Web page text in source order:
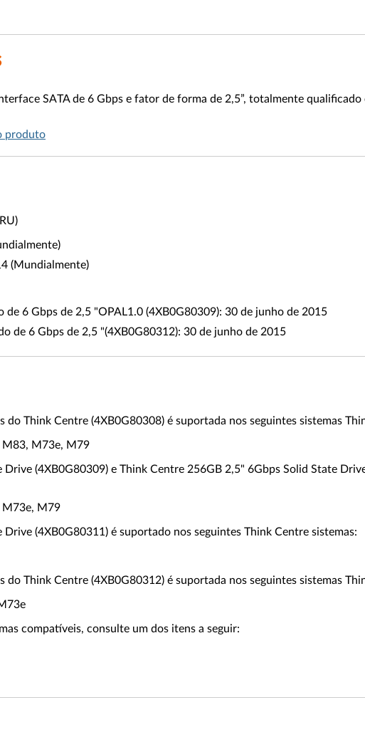
SATA de 6 Gbps e fator de forma de 2,5”, totalmente
produto
(Mundialmente)
6 Gbps de 2,5 "OPAL1.0 (4XB0G80309): 30 de junho de 2015
de 6 Gbps de 2,5 "(4XB0G80312): 30 de junho de 2015
do Think Centre (4XB0G80308) é suportada nos seguintes sistemas
M73e, M79
(4XB0G80309) e Think Centre 256GB 2,5" 6Gbps Solid State
M79
(4XB0G80311) é suportado nos seguintes Think Centre sistemas:
do Think Centre (4XB0G80312) é suportada nos seguintes sistemas
compatíveis, consulte um dos itens a seguir: